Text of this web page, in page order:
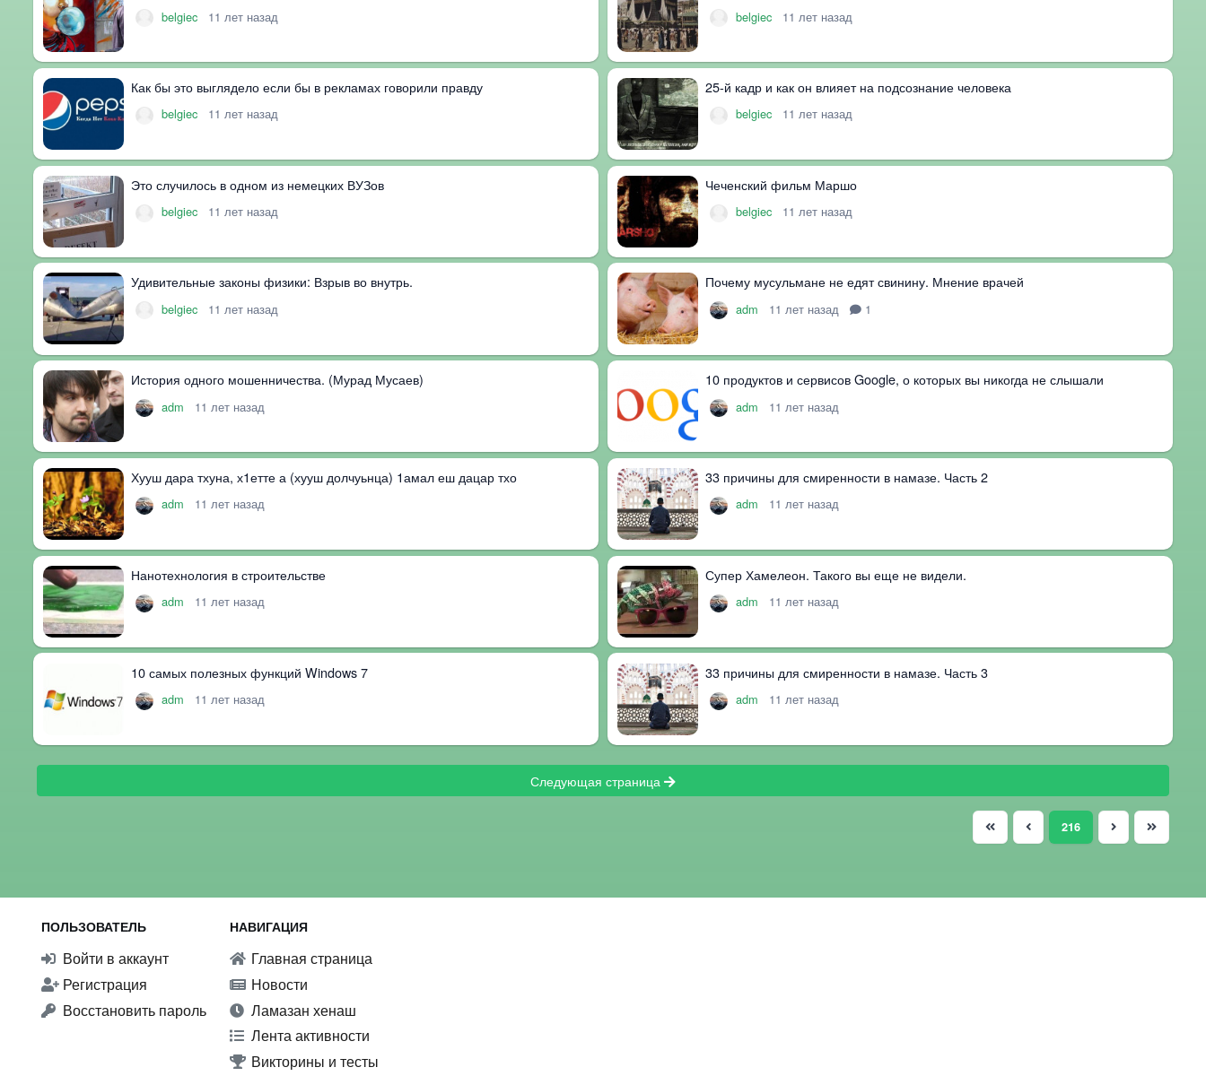
belgiec 11 лет назад belgiec 11 лет назад
Как бы это выглядело если бы в рекламах говорили правду
belgiec 11 лет назад
25-й кадр и как он влияет на подсознание человека
belgiec 11 лет назад
Это случилось в одном из немецких ВУЗов
belgiec 11 лет назад
Чеченский фильм Маршо
belgiec 11 лет назад
Удивительные законы физики: Взрыв во внутрь.
belgiec 11 лет назад
Почему мусульмане не едят свинину. Мнение врачей
adm 11 лет назад 1
История одного мошенничества. (Мурад Мусаев)
adm 11 лет назад
10 продуктов и сервисов Google, о которых вы никогда не слышали
adm 11 лет назад
Хууш дара тхуна, х1етте а (хууш долчуьнца) 1амал еш дацар тхо
adm 11 лет назад
33 причины для смиренности в намазе. Часть 2
adm 11 лет назад
Нанотехнология в строительстве
adm 11 лет назад
Супер Хамелеон. Такого вы еще не видели.
adm 11 лет назад
10 самых полезных функций Windows 7
adm 11 лет назад
33 причины для смиренности в намазе. Часть 3
adm 11 лет назад
Следующая страница
216(current)
ПОЛЬЗОВАТЕЛЬ
Войти в аккаунт
Регистрация
Восстановить пароль
НАВИГАЦИЯ
Главная страница
Новости
Ламазан хенаш
Лента активности
Викторины и тесты